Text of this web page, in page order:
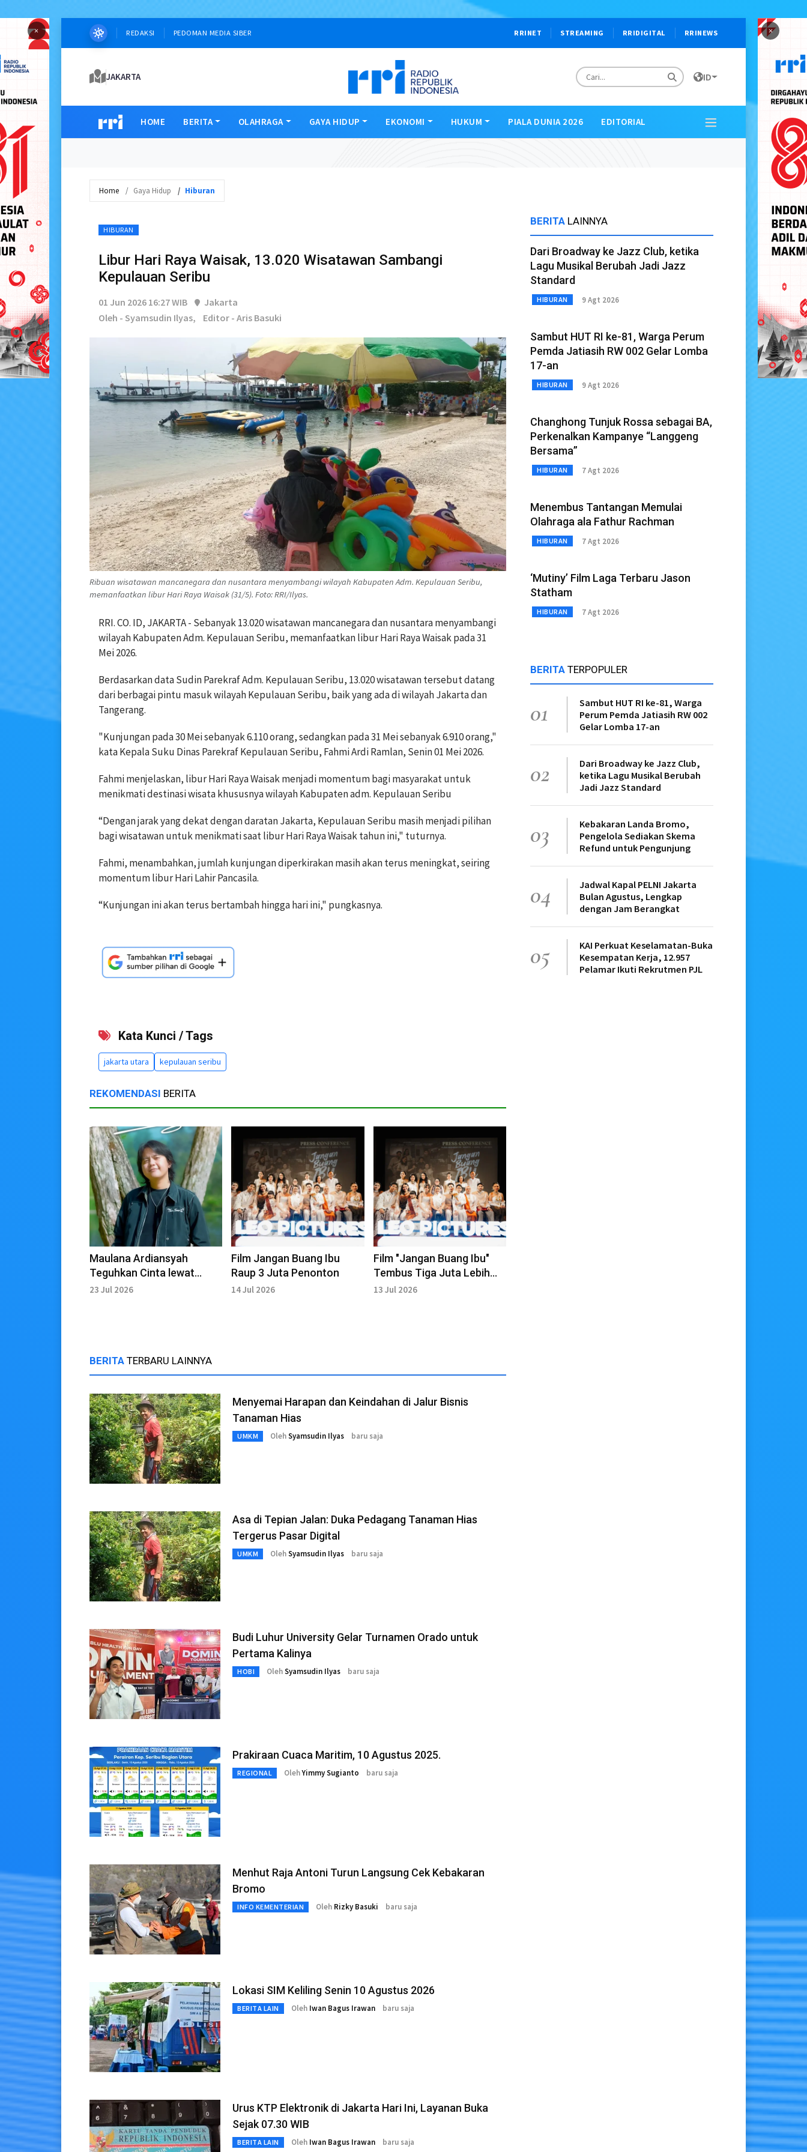
× ×
REDAKSI PEDOMAN MEDIA SIBER RRINET STREAMING RRIDIGITAL RRINEWS
JAKARTA ID
HOME BERITA OLAHRAGA GAYA HIDUP EKONOMI HUKUM PIALA DUNIA 2026 EDITORIAL
Home Gaya Hidup Hiburan
HIBURAN
Libur Hari Raya Waisak, 13.020 Wisatawan Sambangi
Kepulauan Seribu
01 Jun 2026 16:27 WIB
Jakarta
Oleh - Syamsudin Ilyas,
Editor - Aris Basuki
Ribuan wisatawan mancanegara dan nusantara menyambangi wilayah Kabupaten Adm. Kepulauan Seribu,
memanfaatkan libur Hari Raya Waisak (31/5). Foto: RRI/Ilyas.
RRI. CO. ID, JAKARTA - Sebanyak 13.020 wisatawan mancanegara dan nusantara menyambangi
wilayah Kabupaten Adm. Kepulauan Seribu, memanfaatkan libur Hari Raya Waisak pada 31
Mei 2026.
Berdasarkan data Sudin Parekraf Adm. Kepulauan Seribu, 13.020 wisatawan tersebut datang
dari berbagai pintu masuk wilayah Kepulauan Seribu, baik yang ada di wilayah Jakarta dan
Tangerang.
"Kunjungan pada 30 Mei sebanyak 6.110 orang, sedangkan pada 31 Mei sebanyak 6.910 orang,"
kata Kepala Suku Dinas Parekraf Kepulauan Seribu, Fahmi Ardi Ramlan, Senin 01 Mei 2026.
Fahmi menjelaskan, libur Hari Raya Waisak menjadi momentum bagi masyarakat untuk
menikmati destinasi wisata khususnya wilayah Kabupaten adm. Kepulauan Seribu
“Dengan jarak yang dekat dengan daratan Jakarta, Kepulauan Seribu masih menjadi pilihan
bagi wisatawan untuk menikmati saat libur Hari Raya Waisak tahun ini," tuturnya.
Fahmi, menambahkan, jumlah kunjungan diperkirakan masih akan terus meningkat, seiring
momentum libur Hari Lahir Pancasila.
“Kunjungan ini akan terus bertambah hingga hari ini," pungkasnya.
Kata Kunci / Tags
jakarta utara kepulauan seribu
REKOMENDASI BERITA
Maulana Ardiansyah
Teguhkan Cinta lewat
Karya Baru
23 Jul 2026
Film Jangan Buang Ibu
Raup 3 Juta Penonton
14 Jul 2026
Film "Jangan Buang Ibu"
Tembus Tiga Juta Lebih
Penonton
13 Jul 2026
BERITA TERBARU LAINNYA
Menyemai Harapan dan Keindahan di Jalur Bisnis
Tanaman Hias
UMKM OlehSyamsudin Ilyas baru saja
Asa di Tepian Jalan: Duka Pedagang Tanaman Hias
Tergerus Pasar Digital
UMKM OlehSyamsudin Ilyas baru saja
Budi Luhur University Gelar Turnamen Orado untuk
Pertama Kalinya
HOBI OlehSyamsudin Ilyas baru saja
Prakiraan Cuaca Maritim, 10 Agustus 2025.
REGIONAL OlehYimmy Sugianto baru saja
Menhut Raja Antoni Turun Langsung Cek Kebakaran
Bromo
INFO KEMENTERIAN Oleh Rizky Basuki baru saja
Lokasi SIM Keliling Senin 10 Agustus 2026
BERITA LAIN Oleh Iwan Bagus Irawan baru saja
Urus KTP Elektronik di Jakarta Hari Ini, Layanan Buka
Sejak 07.30 WIB
BERITA LAIN Oleh Iwan Bagus Irawan baru saja
BERITA LAINNYA
Dari Broadway ke Jazz Club, ketika
Lagu Musikal Berubah Jadi Jazz
Standard
HIBURAN 9 Agt 2026
Sambut HUT RI ke-81, Warga Perum
Pemda Jatiasih RW 002 Gelar Lomba
17-an
HIBURAN 9 Agt 2026
Changhong Tunjuk Rossa sebagai BA,
Perkenalkan Kampanye “Langgeng
Bersama”
HIBURAN 7 Agt 2026
Menembus Tantangan Memulai
Olahraga ala Fathur Rachman
HIBURAN 7 Agt 2026
‘Mutiny’ Film Laga Terbaru Jason
Statham
HIBURAN 7 Agt 2026
BERITA TERPOPULER
01
Sambut HUT RI ke-81, Warga
Perum Pemda Jatiasih RW 002
Gelar Lomba 17-an
02
Dari Broadway ke Jazz Club,
ketika Lagu Musikal Berubah
Jadi Jazz Standard
03
Kebakaran Landa Bromo,
Pengelola Sediakan Skema
Refund untuk Pengunjung
04
Jadwal Kapal PELNI Jakarta
Bulan Agustus, Lengkap
dengan Jam Berangkat
05
KAI Perkuat Keselamatan-Buka
Kesempatan Kerja, 12.957
Pelamar Ikuti Rekrutmen PJL